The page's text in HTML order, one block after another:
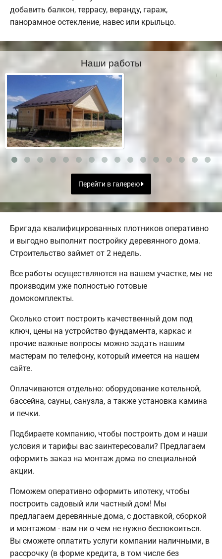
добавить балкон, террасу, веранду, гараж,
панорамное остекление, навес или крыльцо.
Наши работы
Перейти в галерею
Бригада квалифицированных плотников оперативно
и выгодно выполнит постройку деревянного дома.
Строительство займет от 2 недель.
Все работы осуществляются на вашем участке, мы не
производим уже полностью готовые
домокомплекты.
Сколько стоит построить качественный дом под
ключ, цены на устройство фундамента, каркас и
прочие важные вопросы можно задать нашим
мастерам по телефону, который имеется на нашем
сайте.
Оплачиваются отдельно: оборудование котельной,
бассейна, сауны, санузла, а также установка камина
и печки.
Подбираете компанию, чтобы построить дом и наши
условия и тарифы вас заинтересовали? Предлагаем
оформить заказ на монтаж дома по специальной
акции.
Поможем оперативно оформить ипотеку, чтобы
построить садовый или частный дом! Мы
предлагаем деревянные дома, с доставкой, сборкой
и монтажом - вам ни о чем не нужно беспокоиться.
Вы сможете оплатить услуги компании наличными, в
рассрочку (в форме кредита, в том числе без